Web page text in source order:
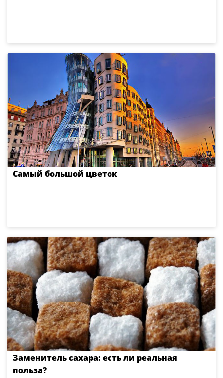
Самый большой цветок
Заменитель сахара: есть ли реальная
польза?